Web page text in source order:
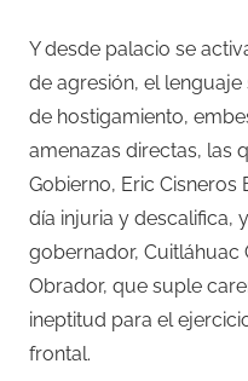
Y desde palacio se
de agresión, el
de hostigamiento,
amenazas directas, las
Gobierno, Eric
día injuria y descalifica,
gobernador, Cuitláhuac
Obrador, que suple
ineptitud para el
frontal.